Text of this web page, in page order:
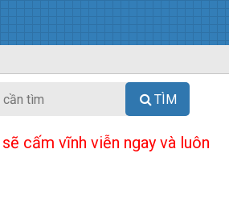
TÌM
cấm vĩnh viễn ngay và luôn